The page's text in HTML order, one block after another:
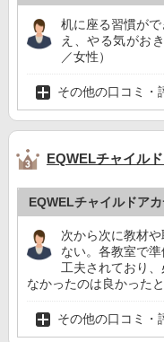
机に座る習慣が
え、やる気がお
／女性）
その他の口コミ・
EQWELチャイル
EQWELチャイルドア
次から次に教材
ない。各教室で
工夫されており
なかったのは良かった
その他の口コミ・